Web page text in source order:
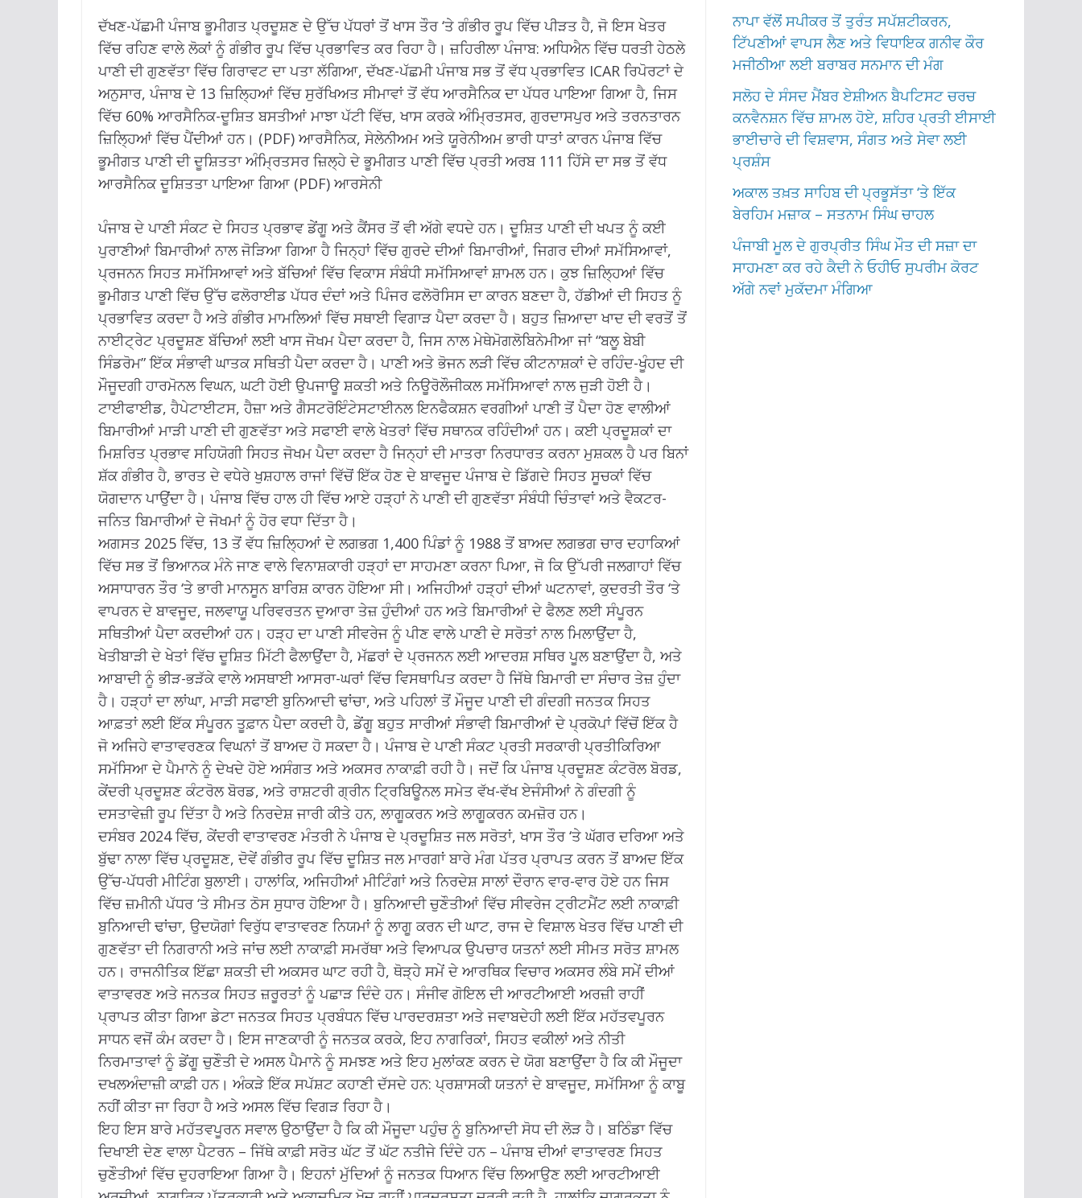
ਦੱਖਣ-ਪੱਛਮੀ ਪੰਜਾਬ ਭੂਮੀਗਤ ਪ੍ਰਦੂਸ਼ਣ ਦੇ ਉੱਚ ਪੱਧਰਾਂ ਤੋਂ ਖਾਸ ਤੌਰ ‘ਤੇ ਗੰਭੀਰ ਰੂਪ ਵਿੱਚ ਪੀੜਤ ਹੈ, ਜੋ ਇਸ ਖੇਤਰ
ਵਿੱਚ ਰਹਿਣ ਵਾਲੇ ਲੋਕਾਂ ਨੂੰ ਗੰਭੀਰ ਰੂਪ ਵਿੱਚ ਪ੍ਰਭਾਵਿਤ ਕਰ ਰਿਹਾ ਹੈ। ਜ਼ਹਿਰੀਲਾ ਪੰਜਾਬ: ਅਧਿਐਨ ਵਿੱਚ ਧਰਤੀ ਹੇਠਲੇ
ਪਾਣੀ ਦੀ ਗੁਣਵੱਤਾ ਵਿੱਚ ਗਿਰਾਵਟ ਦਾ ਪਤਾ ਲੱਗਿਆ, ਦੱਖਣ-ਪੱਛਮੀ ਪੰਜਾਬ ਸਭ ਤੋਂ ਵੱਧ ਪ੍ਰਭਾਵਿਤ ICAR ਰਿਪੋਰਟਾਂ ਦੇ
ਅਨੁਸਾਰ, ਪੰਜਾਬ ਦੇ 13 ਜ਼ਿਲ੍ਹਿਆਂ ਵਿੱਚ ਸੁਰੱਖਿਅਤ ਸੀਮਾਵਾਂ ਤੋਂ ਵੱਧ ਆਰਸੈਨਿਕ ਦਾ ਪੱਧਰ ਪਾਇਆ ਗਿਆ ਹੈ, ਜਿਸ
ਵਿੱਚ 60% ਆਰਸੈਨਿਕ-ਦੂਸ਼ਿਤ ਬਸਤੀਆਂ ਮਾਝਾ ਪੱਟੀ ਵਿੱਚ, ਖਾਸ ਕਰਕੇ ਅੰਮ੍ਰਿਤਸਰ, ਗੁਰਦਾਸਪੁਰ ਅਤੇ ਤਰਨਤਾਰਨ
ਜ਼ਿਲ੍ਹਿਆਂ ਵਿੱਚ ਪੈਂਦੀਆਂ ਹਨ। (PDF) ਆਰਸੈਨਿਕ, ਸੇਲੇਨੀਅਮ ਅਤੇ ਯੂਰੇਨੀਅਮ ਭਾਰੀ ਧਾਤਾਂ ਕਾਰਨ ਪੰਜਾਬ ਵਿੱਚ
ਭੂਮੀਗਤ ਪਾਣੀ ਦੀ ਦੂਸ਼ਿਤਤਾ ਅੰਮ੍ਰਿਤਸਰ ਜ਼ਿਲ੍ਹੇ ਦੇ ਭੂਮੀਗਤ ਪਾਣੀ ਵਿੱਚ ਪ੍ਰਤੀ ਅਰਬ 111 ਹਿੱਸੇ ਦਾ ਸਭ ਤੋਂ ਵੱਧ
ਆਰਸੈਨਿਕ ਦੂਸ਼ਿਤਤਾ ਪਾਇਆ ਗਿਆ (PDF) ਆਰਸੇਨੀ
ਪੰਜਾਬ ਦੇ ਪਾਣੀ ਸੰਕਟ ਦੇ ਸਿਹਤ ਪ੍ਰਭਾਵ ਡੇਂਗੂ ਅਤੇ ਕੈਂਸਰ ਤੋਂ ਵੀ ਅੱਗੇ ਵਧਦੇ ਹਨ। ਦੂਸ਼ਿਤ ਪਾਣੀ ਦੀ ਖਪਤ ਨੂੰ ਕਈ
ਪੁਰਾਣੀਆਂ ਬਿਮਾਰੀਆਂ ਨਾਲ ਜੋੜਿਆ ਗਿਆ ਹੈ ਜਿਨ੍ਹਾਂ ਵਿੱਚ ਗੁਰਦੇ ਦੀਆਂ ਬਿਮਾਰੀਆਂ, ਜਿਗਰ ਦੀਆਂ ਸਮੱਸਿਆਵਾਂ,
ਪ੍ਰਜਨਨ ਸਿਹਤ ਸਮੱਸਿਆਵਾਂ ਅਤੇ ਬੱਚਿਆਂ ਵਿੱਚ ਵਿਕਾਸ ਸੰਬੰਧੀ ਸਮੱਸਿਆਵਾਂ ਸ਼ਾਮਲ ਹਨ। ਕੁਝ ਜ਼ਿਲ੍ਹਿਆਂ ਵਿੱਚ
ਭੂਮੀਗਤ ਪਾਣੀ ਵਿੱਚ ਉੱਚ ਫਲੋਰਾਈਡ ਪੱਧਰ ਦੰਦਾਂ ਅਤੇ ਪਿੰਜਰ ਫਲੋਰੋਸਿਸ ਦਾ ਕਾਰਨ ਬਣਦਾ ਹੈ, ਹੱਡੀਆਂ ਦੀ ਸਿਹਤ ਨੂੰ
ਪ੍ਰਭਾਵਿਤ ਕਰਦਾ ਹੈ ਅਤੇ ਗੰਭੀਰ ਮਾਮਲਿਆਂ ਵਿੱਚ ਸਥਾਈ ਵਿਗਾੜ ਪੈਦਾ ਕਰਦਾ ਹੈ। ਬਹੁਤ ਜ਼ਿਆਦਾ ਖਾਦ ਦੀ ਵਰਤੋਂ ਤੋਂ
ਨਾਈਟ੍ਰੇਟ ਪ੍ਰਦੂਸ਼ਣ ਬੱਚਿਆਂ ਲਈ ਖਾਸ ਜੋਖਮ ਪੈਦਾ ਕਰਦਾ ਹੈ, ਜਿਸ ਨਾਲ ਮੇਥੇਮੋਗਲੋਬਿਨੇਮੀਆ ਜਾਂ “ਬਲੂ ਬੇਬੀ
ਸਿੰਡਰੋਮ” ਇੱਕ ਸੰਭਾਵੀ ਘਾਤਕ ਸਥਿਤੀ ਪੈਦਾ ਕਰਦਾ ਹੈ। ਪਾਣੀ ਅਤੇ ਭੋਜਨ ਲੜੀ ਵਿੱਚ ਕੀਟਨਾਸ਼ਕਾਂ ਦੇ ਰਹਿੰਦ-ਖੂੰਹਦ ਦੀ
ਮੌਜੂਦਗੀ ਹਾਰਮੋਨਲ ਵਿਘਨ, ਘਟੀ ਹੋਈ ਉਪਜਾਊ ਸ਼ਕਤੀ ਅਤੇ ਨਿਊਰੋਲੌਜੀਕਲ ਸਮੱਸਿਆਵਾਂ ਨਾਲ ਜੁੜੀ ਹੋਈ ਹੈ।
ਟਾਈਫਾਈਡ, ਹੈਪੇਟਾਈਟਸ, ਹੈਜ਼ਾ ਅਤੇ ਗੈਸਟਰੋਇੰਟੇਸਟਾਈਨਲ ਇਨਫੈਕਸ਼ਨ ਵਰਗੀਆਂ ਪਾਣੀ ਤੋਂ ਪੈਦਾ ਹੋਣ ਵਾਲੀਆਂ
ਬਿਮਾਰੀਆਂ ਮਾੜੀ ਪਾਣੀ ਦੀ ਗੁਣਵੱਤਾ ਅਤੇ ਸਫਾਈ ਵਾਲੇ ਖੇਤਰਾਂ ਵਿੱਚ ਸਥਾਨਕ ਰਹਿੰਦੀਆਂ ਹਨ। ਕਈ ਪ੍ਰਦੂਸ਼ਕਾਂ ਦਾ
ਮਿਸ਼ਰਿਤ ਪ੍ਰਭਾਵ ਸਹਿਯੋਗੀ ਸਿਹਤ ਜੋਖਮ ਪੈਦਾ ਕਰਦਾ ਹੈ ਜਿਨ੍ਹਾਂ ਦੀ ਮਾਤਰਾ ਨਿਰਧਾਰਤ ਕਰਨਾ ਮੁਸ਼ਕਲ ਹੈ ਪਰ ਬਿਨਾਂ
ਸ਼ੱਕ ਗੰਭੀਰ ਹੈ, ਭਾਰਤ ਦੇ ਵਧੇਰੇ ਖੁਸ਼ਹਾਲ ਰਾਜਾਂ ਵਿੱਚੋਂ ਇੱਕ ਹੋਣ ਦੇ ਬਾਵਜੂਦ ਪੰਜਾਬ ਦੇ ਡਿੱਗਦੇ ਸਿਹਤ ਸੂਚਕਾਂ ਵਿੱਚ
ਯੋਗਦਾਨ ਪਾਉਂਦਾ ਹੈ। ਪੰਜਾਬ ਵਿੱਚ ਹਾਲ ਹੀ ਵਿੱਚ ਆਏ ਹੜ੍ਹਾਂ ਨੇ ਪਾਣੀ ਦੀ ਗੁਣਵੱਤਾ ਸੰਬੰਧੀ ਚਿੰਤਾਵਾਂ ਅਤੇ ਵੈਕਟਰ-
ਜਨਿਤ ਬਿਮਾਰੀਆਂ ਦੇ ਜੋਖਮਾਂ ਨੂੰ ਹੋਰ ਵਧਾ ਦਿੱਤਾ ਹੈ।
ਅਗਸਤ 2025 ਵਿੱਚ, 13 ਤੋਂ ਵੱਧ ਜ਼ਿਲ੍ਹਿਆਂ ਦੇ ਲਗਭਗ 1,400 ਪਿੰਡਾਂ ਨੂੰ 1988 ਤੋਂ ਬਾਅਦ ਲਗਭਗ ਚਾਰ ਦਹਾਕਿਆਂ
ਵਿੱਚ ਸਭ ਤੋਂ ਭਿਆਨਕ ਮੰਨੇ ਜਾਣ ਵਾਲੇ ਵਿਨਾਸ਼ਕਾਰੀ ਹੜ੍ਹਾਂ ਦਾ ਸਾਹਮਣਾ ਕਰਨਾ ਪਿਆ, ਜੋ ਕਿ ਉੱਪਰੀ ਜਲਗਾਹਾਂ ਵਿੱਚ
ਅਸਾਧਾਰਨ ਤੌਰ ‘ਤੇ ਭਾਰੀ ਮਾਨਸੂਨ ਬਾਰਿਸ਼ ਕਾਰਨ ਹੋਇਆ ਸੀ। ਅਜਿਹੀਆਂ ਹੜ੍ਹਾਂ ਦੀਆਂ ਘਟਨਾਵਾਂ, ਕੁਦਰਤੀ ਤੌਰ ‘ਤੇ
ਵਾਪਰਨ ਦੇ ਬਾਵਜੂਦ, ਜਲਵਾਯੂ ਪਰਿਵਰਤਨ ਦੁਆਰਾ ਤੇਜ਼ ਹੁੰਦੀਆਂ ਹਨ ਅਤੇ ਬਿਮਾਰੀਆਂ ਦੇ ਫੈਲਣ ਲਈ ਸੰਪੂਰਨ
ਸਥਿਤੀਆਂ ਪੈਦਾ ਕਰਦੀਆਂ ਹਨ। ਹੜ੍ਹ ਦਾ ਪਾਣੀ ਸੀਵਰੇਜ ਨੂੰ ਪੀਣ ਵਾਲੇ ਪਾਣੀ ਦੇ ਸਰੋਤਾਂ ਨਾਲ ਮਿਲਾਉਂਦਾ ਹੈ,
ਖੇਤੀਬਾੜੀ ਦੇ ਖੇਤਾਂ ਵਿੱਚ ਦੂਸ਼ਿਤ ਮਿੱਟੀ ਫੈਲਾਉਂਦਾ ਹੈ, ਮੱਛਰਾਂ ਦੇ ਪ੍ਰਜਨਨ ਲਈ ਆਦਰਸ਼ ਸਥਿਰ ਪੂਲ ਬਣਾਉਂਦਾ ਹੈ, ਅਤੇ
ਆਬਾਦੀ ਨੂੰ ਭੀੜ-ਭੜੱਕੇ ਵਾਲੇ ਅਸਥਾਈ ਆਸਰਾ-ਘਰਾਂ ਵਿੱਚ ਵਿਸਥਾਪਿਤ ਕਰਦਾ ਹੈ ਜਿੱਥੇ ਬਿਮਾਰੀ ਦਾ ਸੰਚਾਰ ਤੇਜ਼ ਹੁੰਦਾ
ਹੈ। ਹੜ੍ਹਾਂ ਦਾ ਲਾਂਘਾ, ਮਾੜੀ ਸਫਾਈ ਬੁਨਿਆਦੀ ਢਾਂਚਾ, ਅਤੇ ਪਹਿਲਾਂ ਤੋਂ ਮੌਜੂਦ ਪਾਣੀ ਦੀ ਗੰਦਗੀ ਜਨਤਕ ਸਿਹਤ
ਆਫ਼ਤਾਂ ਲਈ ਇੱਕ ਸੰਪੂਰਨ ਤੂਫ਼ਾਨ ਪੈਦਾ ਕਰਦੀ ਹੈ, ਡੇਂਗੂ ਬਹੁਤ ਸਾਰੀਆਂ ਸੰਭਾਵੀ ਬਿਮਾਰੀਆਂ ਦੇ ਪ੍ਰਕੋਪਾਂ ਵਿੱਚੋਂ ਇੱਕ ਹੈ
ਜੋ ਅਜਿਹੇ ਵਾਤਾਵਰਣਕ ਵਿਘਨਾਂ ਤੋਂ ਬਾਅਦ ਹੋ ਸਕਦਾ ਹੈ। ਪੰਜਾਬ ਦੇ ਪਾਣੀ ਸੰਕਟ ਪ੍ਰਤੀ ਸਰਕਾਰੀ ਪ੍ਰਤੀਕਿਰਿਆ
ਸਮੱਸਿਆ ਦੇ ਪੈਮਾਨੇ ਨੂੰ ਦੇਖਦੇ ਹੋਏ ਅਸੰਗਤ ਅਤੇ ਅਕਸਰ ਨਾਕਾਫ਼ੀ ਰਹੀ ਹੈ। ਜਦੋਂ ਕਿ ਪੰਜਾਬ ਪ੍ਰਦੂਸ਼ਣ ਕੰਟਰੋਲ ਬੋਰਡ,
ਕੇਂਦਰੀ ਪ੍ਰਦੂਸ਼ਣ ਕੰਟਰੋਲ ਬੋਰਡ, ਅਤੇ ਰਾਸ਼ਟਰੀ ਗ੍ਰੀਨ ਟ੍ਰਿਬਿਊਨਲ ਸਮੇਤ ਵੱਖ-ਵੱਖ ਏਜੰਸੀਆਂ ਨੇ ਗੰਦਗੀ ਨੂੰ
ਦਸਤਾਵੇਜ਼ੀ ਰੂਪ ਦਿੱਤਾ ਹੈ ਅਤੇ ਨਿਰਦੇਸ਼ ਜਾਰੀ ਕੀਤੇ ਹਨ, ਲਾਗੂਕਰਨ ਅਤੇ ਲਾਗੂਕਰਨ ਕਮਜ਼ੋਰ ਹਨ।
ਦਸੰਬਰ 2024 ਵਿੱਚ, ਕੇਂਦਰੀ ਵਾਤਾਵਰਣ ਮੰਤਰੀ ਨੇ ਪੰਜਾਬ ਦੇ ਪ੍ਰਦੂਸ਼ਿਤ ਜਲ ਸਰੋਤਾਂ, ਖਾਸ ਤੌਰ ‘ਤੇ ਘੱਗਰ ਦਰਿਆ ਅਤੇ
ਬੁੱਢਾ ਨਾਲਾ ਵਿੱਚ ਪ੍ਰਦੂਸ਼ਣ, ਦੋਵੇਂ ਗੰਭੀਰ ਰੂਪ ਵਿੱਚ ਦੂਸ਼ਿਤ ਜਲ ਮਾਰਗਾਂ ਬਾਰੇ ਮੰਗ ਪੱਤਰ ਪ੍ਰਾਪਤ ਕਰਨ ਤੋਂ ਬਾਅਦ ਇੱਕ
ਉੱਚ-ਪੱਧਰੀ ਮੀਟਿੰਗ ਬੁਲਾਈ। ਹਾਲਾਂਕਿ, ਅਜਿਹੀਆਂ ਮੀਟਿੰਗਾਂ ਅਤੇ ਨਿਰਦੇਸ਼ ਸਾਲਾਂ ਦੌਰਾਨ ਵਾਰ-ਵਾਰ ਹੋਏ ਹਨ ਜਿਸ
ਵਿੱਚ ਜ਼ਮੀਨੀ ਪੱਧਰ ‘ਤੇ ਸੀਮਤ ਠੋਸ ਸੁਧਾਰ ਹੋਇਆ ਹੈ। ਬੁਨਿਆਦੀ ਚੁਣੌਤੀਆਂ ਵਿੱਚ ਸੀਵਰੇਜ ਟ੍ਰੀਟਮੈਂਟ ਲਈ ਨਾਕਾਫ਼ੀ
ਬੁਨਿਆਦੀ ਢਾਂਚਾ, ਉਦਯੋਗਾਂ ਵਿਰੁੱਧ ਵਾਤਾਵਰਣ ਨਿਯਮਾਂ ਨੂੰ ਲਾਗੂ ਕਰਨ ਦੀ ਘਾਟ, ਰਾਜ ਦੇ ਵਿਸ਼ਾਲ ਖੇਤਰ ਵਿੱਚ ਪਾਣੀ ਦੀ
ਗੁਣਵੱਤਾ ਦੀ ਨਿਗਰਾਨੀ ਅਤੇ ਜਾਂਚ ਲਈ ਨਾਕਾਫ਼ੀ ਸਮਰੱਥਾ ਅਤੇ ਵਿਆਪਕ ਉਪਚਾਰ ਯਤਨਾਂ ਲਈ ਸੀਮਤ ਸਰੋਤ ਸ਼ਾਮਲ
ਹਨ। ਰਾਜਨੀਤਿਕ ਇੱਛਾ ਸ਼ਕਤੀ ਦੀ ਅਕਸਰ ਘਾਟ ਰਹੀ ਹੈ, ਥੋੜ੍ਹੇ ਸਮੇਂ ਦੇ ਆਰਥਿਕ ਵਿਚਾਰ ਅਕਸਰ ਲੰਬੇ ਸਮੇਂ ਦੀਆਂ
ਵਾਤਾਵਰਣ ਅਤੇ ਜਨਤਕ ਸਿਹਤ ਜ਼ਰੂਰਤਾਂ ਨੂੰ ਪਛਾੜ ਦਿੰਦੇ ਹਨ। ਸੰਜੀਵ ਗੋਇਲ ਦੀ ਆਰਟੀਆਈ ਅਰਜ਼ੀ ਰਾਹੀਂ
ਪ੍ਰਾਪਤ ਕੀਤਾ ਗਿਆ ਡੇਟਾ ਜਨਤਕ ਸਿਹਤ ਪ੍ਰਬੰਧਨ ਵਿੱਚ ਪਾਰਦਰਸ਼ਤਾ ਅਤੇ ਜਵਾਬਦੇਹੀ ਲਈ ਇੱਕ ਮਹੱਤਵਪੂਰਨ
ਸਾਧਨ ਵਜੋਂ ਕੰਮ ਕਰਦਾ ਹੈ। ਇਸ ਜਾਣਕਾਰੀ ਨੂੰ ਜਨਤਕ ਕਰਕੇ, ਇਹ ਨਾਗਰਿਕਾਂ, ਸਿਹਤ ਵਕੀਲਾਂ ਅਤੇ ਨੀਤੀ
ਨਿਰਮਾਤਾਵਾਂ ਨੂੰ ਡੇਂਗੂ ਚੁਣੌਤੀ ਦੇ ਅਸਲ ਪੈਮਾਨੇ ਨੂੰ ਸਮਝਣ ਅਤੇ ਇਹ ਮੁਲਾਂਕਣ ਕਰਨ ਦੇ ਯੋਗ ਬਣਾਉਂਦਾ ਹੈ ਕਿ ਕੀ ਮੌਜੂਦਾ
ਦਖਲਅੰਦਾਜ਼ੀ ਕਾਫ਼ੀ ਹਨ। ਅੰਕੜੇ ਇੱਕ ਸਪੱਸ਼ਟ ਕਹਾਣੀ ਦੱਸਦੇ ਹਨ: ਪ੍ਰਸ਼ਾਸਕੀ ਯਤਨਾਂ ਦੇ ਬਾਵਜੂਦ, ਸਮੱਸਿਆ ਨੂੰ ਕਾਬੂ
ਨਹੀਂ ਕੀਤਾ ਜਾ ਰਿਹਾ ਹੈ ਅਤੇ ਅਸਲ ਵਿੱਚ ਵਿਗੜ ਰਿਹਾ ਹੈ।
ਇਹ ਇਸ ਬਾਰੇ ਮਹੱਤਵਪੂਰਨ ਸਵਾਲ ਉਠਾਉਂਦਾ ਹੈ ਕਿ ਕੀ ਮੌਜੂਦਾ ਪਹੁੰਚ ਨੂੰ ਬੁਨਿਆਦੀ ਸੋਧ ਦੀ ਲੋੜ ਹੈ। ਬਠਿੰਡਾ ਵਿੱਚ
ਦਿਖਾਈ ਦੇਣ ਵਾਲਾ ਪੈਟਰਨ – ਜਿੱਥੇ ਕਾਫ਼ੀ ਸਰੋਤ ਘੱਟ ਤੋਂ ਘੱਟ ਨਤੀਜੇ ਦਿੰਦੇ ਹਨ – ਪੰਜਾਬ ਦੀਆਂ ਵਾਤਾਵਰਣ ਸਿਹਤ
ਚੁਣੌਤੀਆਂ ਵਿੱਚ ਦੁਹਰਾਇਆ ਗਿਆ ਹੈ। ਇਹਨਾਂ ਮੁੱਦਿਆਂ ਨੂੰ ਜਨਤਕ ਧਿਆਨ ਵਿੱਚ ਲਿਆਉਣ ਲਈ ਆਰਟੀਆਈ
ਨਾਪਾ ਵੱਲੋਂ ਸਪੀਕਰ ਤੋਂ ਤੁਰੰਤ ਸਪੱਸ਼ਟੀਕਰਨ,
ਟਿੱਪਣੀਆਂ ਵਾਪਸ ਲੈਣ ਅਤੇ ਵਿਧਾਇਕ ਗਨੀਵ ਕੌਰ
ਮਜੀਠੀਆ ਲਈ ਬਰਾਬਰ ਸਨਮਾਨ ਦੀ ਮੰਗ
ਸਲੋਹ ਦੇ ਸੰਸਦ ਮੈਂਬਰ ਏਸ਼ੀਅਨ ਬੈਪਟਿਸਟ ਚਰਚ
ਕਨਵੈਨਸ਼ਨ ਵਿੱਚ ਸ਼ਾਮਲ ਹੋਏ, ਸ਼ਹਿਰ ਪ੍ਰਤੀ ਈਸਾਈ
ਭਾਈਚਾਰੇ ਦੀ ਵਿਸ਼ਵਾਸ, ਸੰਗਤ ਅਤੇ ਸੇਵਾ ਲਈ
ਪ੍ਰਸ਼ੰਸ
ਅਕਾਲ ਤਖ਼ਤ ਸਾਹਿਬ ਦੀ ਪ੍ਰਭੂਸੱਤਾ ‘ਤੇ ਇੱਕ
ਬੇਰਹਿਮ ਮਜ਼ਾਕ – ਸਤਨਾਮ ਸਿੰਘ ਚਾਹਲ
ਪੰਜਾਬੀ ਮੂਲ ਦੇ ਗੁਰਪ੍ਰੀਤ ਸਿੰਘ ਮੌਤ ਦੀ ਸਜ਼ਾ ਦਾ
ਸਾਹਮਣਾ ਕਰ ਰਹੇ ਕੈਦੀ ਨੇ ਓਹੀਓ ਸੁਪਰੀਮ ਕੋਰਟ
ਅੱਗੇ ਨਵਾਂ ਮੁਕੱਦਮਾ ਮੰਗਿਆ